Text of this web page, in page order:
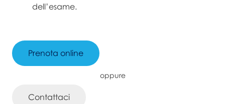
dell’esame.
Prenota online
oppure
Contattaci